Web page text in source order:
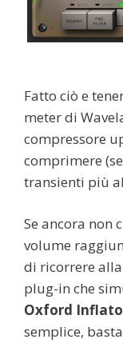
Fatto ciò e
meter di
compressore
comprimere
transienti più
Se ancora non
volume
di ricorrere
plug-in che
Oxford
semplice,